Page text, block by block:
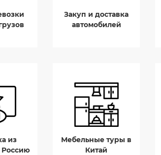
Закуп и доставка
автомобилей
из
Россию
Мебельные туры в
Китай